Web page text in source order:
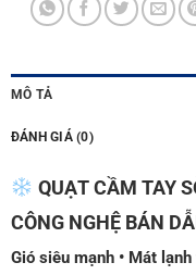
MÔ TẢ
ĐÁNH GIÁ (0)
QUẠT CẦM TAY
CÔNG NGHỆ BÁN
Gió siêu mạnh • Mát